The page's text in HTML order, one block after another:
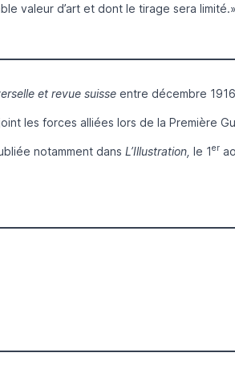
valeur d’art et dont le tirage sera
et revue suisseentre décembre 1916
les forces alliées lors de la Première
notamment dans L’Illustration, le 1er